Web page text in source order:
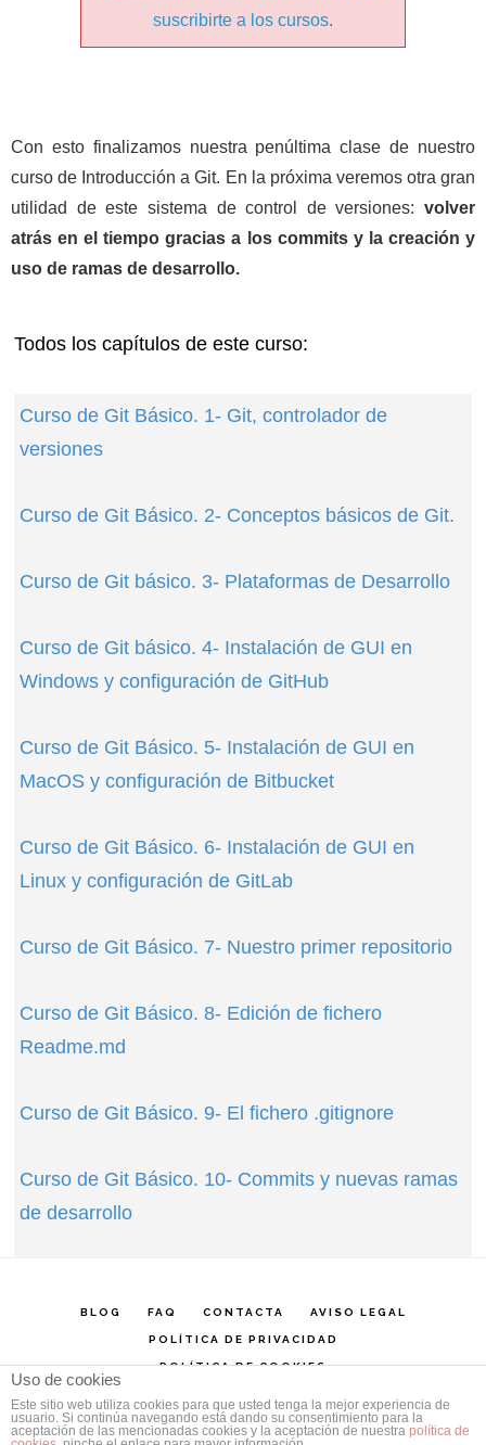
suscribirte a los cursos.
Con esto finalizamos nuestra penúltima clase de nuestro
curso de Introducción a Git. En la próxima veremos otra gran
utilidad de este sistema de control de versiones: volver
atrás en el tiempo gracias a los commits y la creación y
uso de ramas de desarrollo.
Todos los capítulos de este curso:
Curso de Git Básico. 1- Git, controlador de
versiones
Curso de Git Básico. 2- Conceptos básicos de Git.
Curso de Git básico. 3- Plataformas de Desarrollo
Curso de Git básico. 4- Instalación de GUI en
Windows y configuración de GitHub
Curso de Git Básico. 5- Instalación de GUI en
MacOS y configuración de Bitbucket
Curso de Git Básico. 6- Instalación de GUI en
Linux y configuración de GitLab
Curso de Git Básico. 7- Nuestro primer repositorio
Curso de Git Básico. 8- Edición de fichero
Readme.md
Curso de Git Básico. 9- El fichero .gitignore
Curso de Git Básico. 10- Commits y nuevas ramas
de desarrollo
BLOG FAQ CONTACTA AVISO LEGAL
POLÍTICA DE PRIVACIDAD
POLÍTICA DE COOKIES
MVP Embarcadero Delphi - Formador PostgreSQL - Oracle
PL/SQL Developer
Uso de cookies
Este sitio web utiliza cookies para que usted tenga la mejor experiencia de
usuario. Si continúa navegando está dando su consentimiento para la
aceptación de las mencionadas cookies y la aceptación de nuestra política de